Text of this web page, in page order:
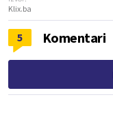
Klix.ba
5 Komentari